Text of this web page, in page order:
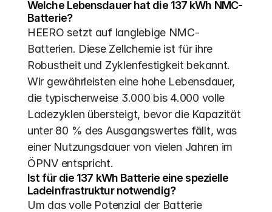
Welche Lebensdauer hat die 137 kWh NMC-
Batterie?
HEERO setzt auf langlebige NMC-
Batterien. Diese Zellchemie ist für ihre
Robustheit und Zyklenfestigkeit bekannt.
Wir gewährleisten eine hohe Lebensdauer,
die typischerweise 3.000 bis 4.000 volle
Ladezyklen übersteigt, bevor die Kapazität
unter 80 % des Ausgangswertes fällt, was
einer Nutzungsdauer von vielen Jahren im
ÖPNV entspricht.
Ist für die 137 kWh Batterie eine spezielle
Ladeinfrastruktur notwendig?
Um das volle Potenzial der Batterie